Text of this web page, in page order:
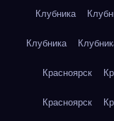
Клубника
Клубника
Красноярск
Красноярск